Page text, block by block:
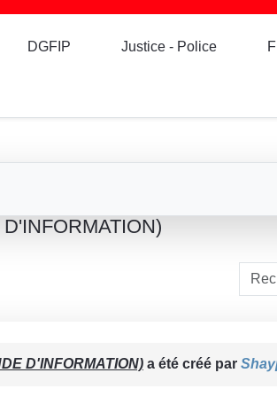
DGFIP Justice - Police
D'INFORMATION) a été créé par